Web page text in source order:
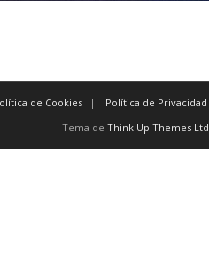
de Cookies Política de Privacidad
Tema de Think Up Themes Ltd